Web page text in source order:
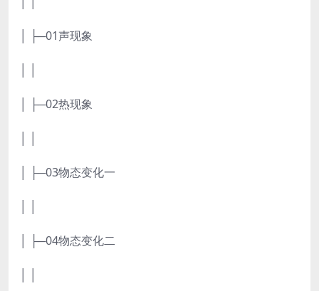
│ ├─01声现象
│ ├─02热现象
│ ├─03物态变化一
│ ├─04物态变化二